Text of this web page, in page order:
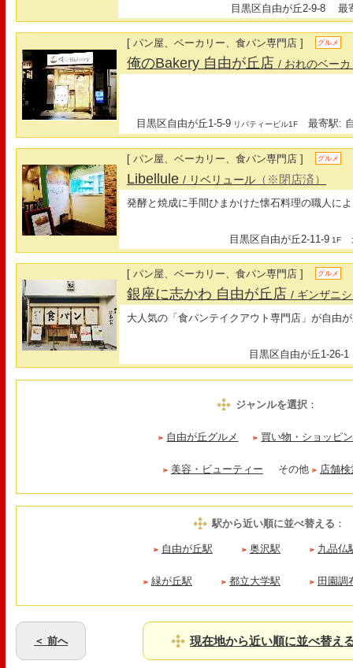
目黒区自由が丘2-9-8 最
[ パン屋、ベーカリー、食パン専門店 ] グルメ
俺のBakery 自由が丘店/ おれのベーカ
目黒区自由が丘1-5-9 リバティービル1F 最寄駅:
[ パン屋、ベーカリー、食パン専門店 ] グルメ
Libellule/ リベリュール （※閉店済）
発酵と焼成に手間ひまかけた懐石料理の職人に
目黒区自由が丘2-11-9 1F
[ パン屋、ベーカリー、食パン専門店 ] グルメ
銀座に志かわ 自由が丘店/ ギンザニ
大人気の「食パンテイクアウト専門店」が自由
目黒区自由が丘1-26-1
ジャンルを選択：
自由が丘グルメ 買い物・ショッピ
美容・ビューティー その他 店舗
駅から近い順に並べ替える ：
自由が丘駅 奥沢駅 九品仏
緑が丘駅 都立大学駅 田園調
＜ 前へ 現在地から近い順に並べ替え